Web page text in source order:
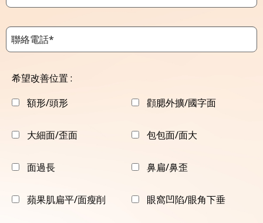
希望改善位置 :
額形/頭形
顴腮外擴/國字面
大細面/歪面 包包面/面大
面過長 鼻扁/鼻歪
蘋果肌扁平/面瘦削 眼窩凹陷/眼角下垂